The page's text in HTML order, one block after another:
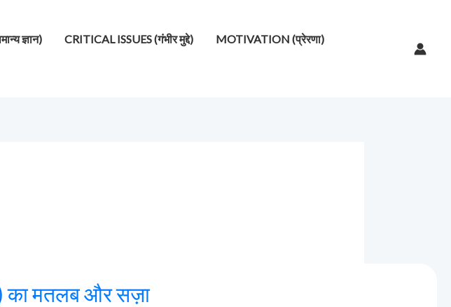
ज्ञान) CRITICAL ISSUES (गंभीर मुद्दे)
MOTIVATION (प्रेरणा)
का मतलब और सज़ा